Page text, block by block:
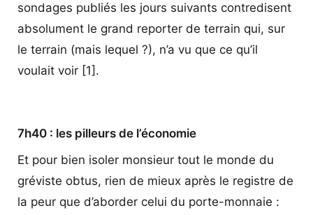
sondages publiés les jours suivants contredisent
absolument le grand reporter de terrain qui, sur
le terrain (mais lequel ?), n’a vu que ce qu’il
voulait voir [1].
7h40 : les pilleurs de l’économie
Et pour bien isoler monsieur tout le monde du
gréviste obtus, rien de mieux après le registre de
la peur que d’aborder celui du porte-monnaie :